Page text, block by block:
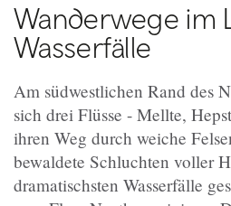
Wanderwege im
Wasserfälle
Am südwestlichen Rand des
sich drei Flüsse - Mellte,
ihren Weg durch weiche
bewaldete Schluchten voller
dramatischsten Wasserfälle